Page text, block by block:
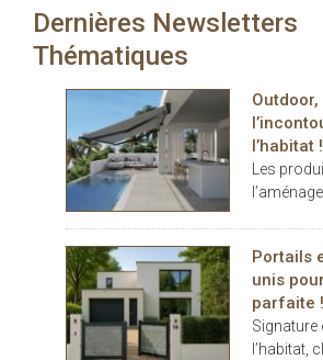
carport…
l’habitat.
contexte,
s’impose
partenaire
de vie
dedans
Dernières Newsletters
Thématiques
Outdoor,
l’habitat !
Les
des
comme
confort.
Portails
unis
parfaite !
Signature
l’habitat,